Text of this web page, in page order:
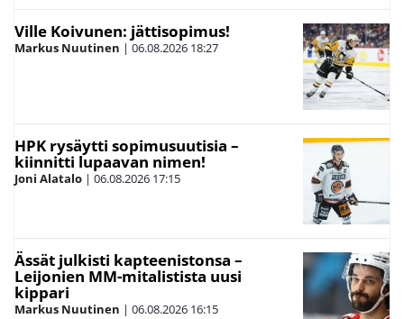
Ville Koivunen: jättisopimus!
Markus Nuutinen | 06.08.2026 18:27
HPK rysäytti sopimusuutisia –
kiinnitti lupaavan nimen!
Joni Alatalo | 06.08.2026 17:15
Ässät julkisti kapteenistonsa –
Leijonien MM-mitalistista uusi
kippari
Markus Nuutinen | 06.08.2026 16:15